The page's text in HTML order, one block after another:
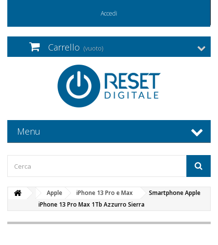
Accedi
Carrello (vuoto)
Menu
Apple iPhone 13 Pro e Max
Smartphone Apple
iPhone 13 Pro Max 1Tb Azzurro Sierra